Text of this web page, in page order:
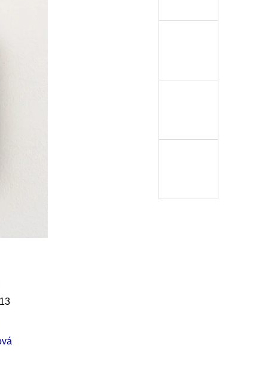
RECEPTY PRO